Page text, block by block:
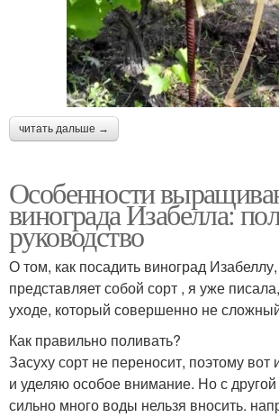
читать дальше →
Особенности
винограда Изабелла:
руководство
О том, как посадить виноград
представляет собой сорт , я уже
уходе, который совершенно не
Как правильно поливать?
Засуху сорт не переносит, поэтому
и уделяю особое внимание. Но с
сильно много воды нельзя вносить.